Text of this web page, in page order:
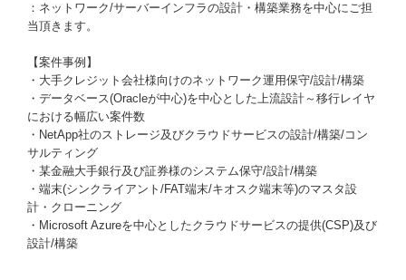
：ネットワーク/サーバーインフラの設計・構築業務を中心にご担
当頂きます。
【案件事例】
・大手クレジット会社様向けのネットワーク運用保守/設計/構築
・データベース(Oracleが中心)を中心とした上流設計～移行レイヤ
における幅広い案件数
・NetApp社のストレージ及びクラウドサービスの設計/構築/コン
サルティング
・某金融大手銀行及び証券様のシステム保守/設計/構築
・端末(シンクライアント/FAT端末/キオスク端末等)のマスタ設
計・クローニング
・Microsoft Azureを中心としたクラウドサービスの提供(CSP)及び
設計/構築